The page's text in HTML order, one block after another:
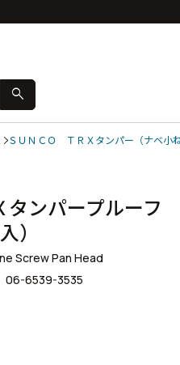
search
ＳＵＮＣＯ ＴＲＸタンパー（ナベ
ンパープルーフ
）
Screw Pan Head
06-6539-3535